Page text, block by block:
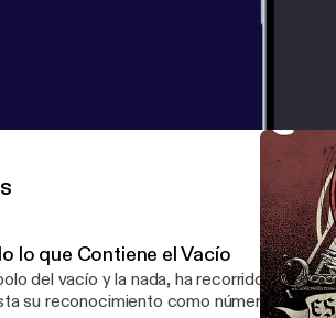
lo que Contiene el Vacío
del vacío y la nada, ha recorrido un
su reconocimiento como número en